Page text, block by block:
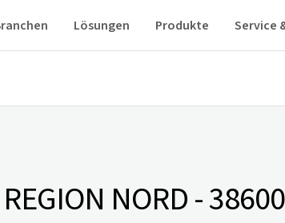
Lösungen Produkte Service
REGION NORD -